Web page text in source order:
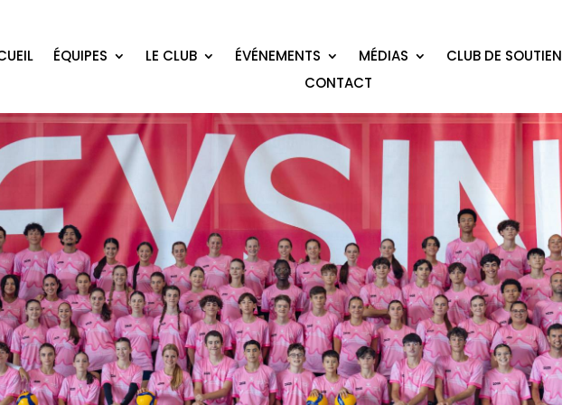
ÉQUIPES LE CLUB ÉVÉNEMENTS MÉDIAS CLUB DE SOUTIEN
CONTACT